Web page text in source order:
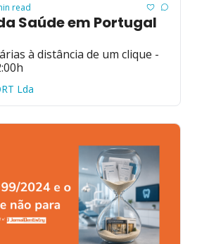
read
Saúde em Portugal
à distância de um clique -
Lda